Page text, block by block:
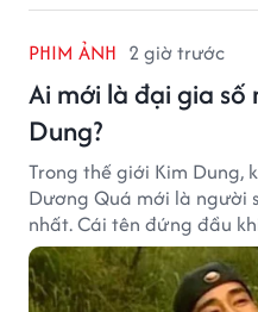
PHIM ẢNH 2 giờ trước
Ai mới là đại gia
Dung?
Trong thế giới Kim Dung,
Dương Quá mới là người
nhất. Cái tên đứng đầu
bởi xuất thân của nhân
giống một đại hiệp.